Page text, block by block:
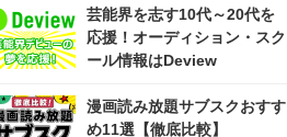
芸能界を志す10代～20代を
応援！オーディション・スク
ール情報はDeview
漫画読み放題サブスクおすす
め11選【徹底比較】